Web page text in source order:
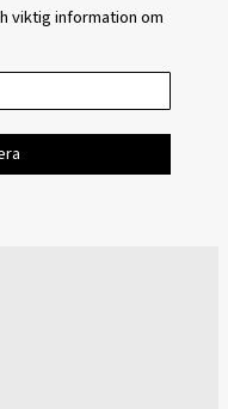
viktig information om